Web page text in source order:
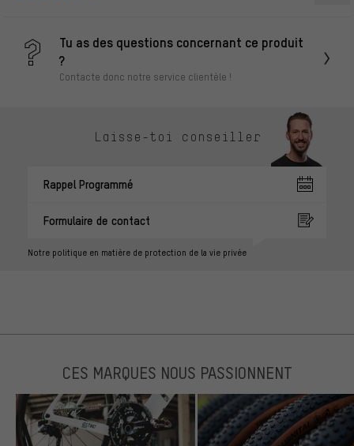
Tu as des questions concernant ce produit
?
Contacte donc notre service clientèle !
Laisse-toi conseiller
Rappel Programmé
Formulaire de contact
Notre politique en matière de protection de la vie privée
CES MARQUES NOUS PASSIONNENT